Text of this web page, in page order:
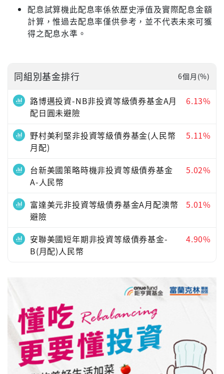
配息試算機此配息率係依歷史淨值及實際配息金額
計算，惟過去配息率僅供參考，並不代表未來可獲
得之配息水準。
同組別基金排行 6個月(%)
路博邁投資-NB非投資等級債券基金A月
配日圓未避險
6.13%
野村美利堅非投資等級債券基金(人民幣
月配)
5.11%
台新美國策略時機非投資等級債券基金
A-人民幣
5.02%
富達美元非投資等級債券基金A月配澳幣
避險
5.01%
安聯美國短年期非投資等級債券基金-
B(月配)人民幣
4.90%